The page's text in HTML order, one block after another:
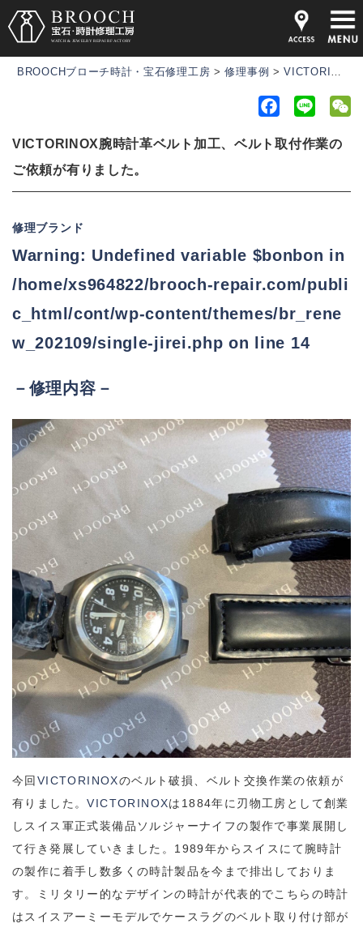
BROOCHブローチ時計・宝石修理工房 >修理事例 >VICTORINOX腕時計革ベルト加工、ベルト取付作業のご依頼が有りました。
c
b
k
n
VICTORINOX腕時計革ベルト加工、ベルト取付作業の
ご依頼が有りました。
修理ブランド
Warning: Undefined variable $bonbon in
/home/xs964822/brooch-repair.com/publi
c_html/cont/wp-content/themes/br_rene
w_202109/single-jirei.php on line 14
－修理内容－
今回 VICTORINOXのベルト破損、ベルト交換作業の依頼が
有りました。VICTORINOXは1884年に刃物工房として創業
しスイス軍正式装備品ソルジャーナイフの製作で事業展開し
て行き発展していきました。1989年からスイスにて腕時計
の製作に着手し数多くの時計製品を今まで排出しておりま
す。ミリタリー的なデザインの時計が代表的でこちらの時計
はスイスアーミーモデルでケースラグのベルト取り付け部が